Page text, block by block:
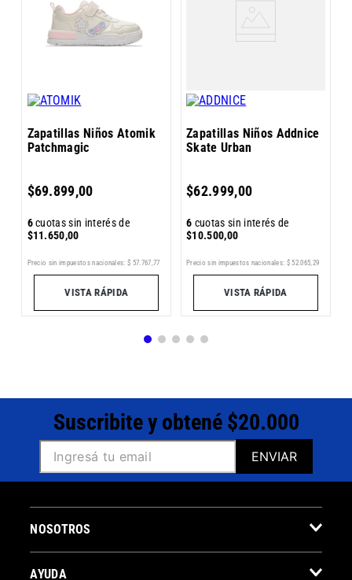
Zapatillas Niños Atomik
Patchmagic
$69.899,00
6cuotas sin interés de
$11.650,00
Precio sin impuestos nacionales: $ 57.767,77
VISTA RÁPIDA
Zapatillas Niños Addnice
Skate Urban
$62.999,00
6 cuotas sin interés de
$10.500,00
Precio sin impuestos nacionales: $ 52.065,29
VISTA RÁPIDA
Suscribite y obtené $20.000
ENVIAR
NOSOTROS
AYUDA